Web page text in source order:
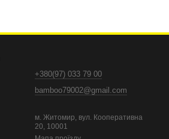
+380(97) 033 79 00
bamboo79002@gmail.com
м. Житомир, вул. Кооперативна
20, 10001